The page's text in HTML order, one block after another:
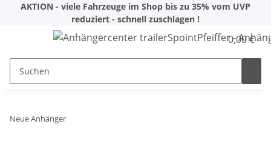
AKTION - viele Fahrzeuge im Shop bis zu 35% vom UVP
reduziert - schnell zuschlagen !
0,00 €
Neue Anhänger